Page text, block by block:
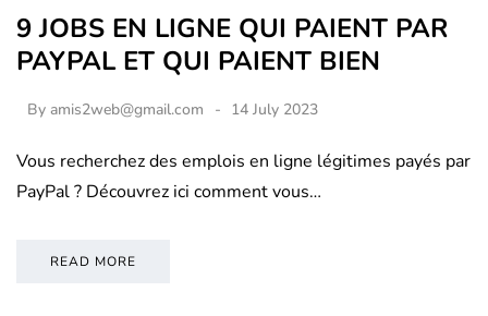
9 JOBS EN LIGNE QUI PAIENT PAR
PAYPAL ET QUI PAIENT BIEN
By amis2web@gmail.com 14 July 2023
Vous recherchez des emplois en ligne légitimes payés par
PayPal ? Découvrez ici comment vous…
READ MORE